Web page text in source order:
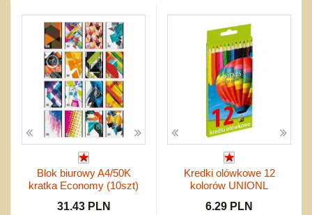
Okolicznościowe i świąteczne
Dźwiekowe
Bajkowe
Inne
Karuzelki
Maty do zabawy
Do rozkręcania
Bąki
Pojazdy
Inne
Mebelki
Inne
do siatkówki
do koszykówki
Nowości
Wyprzedaż
Promocje
Zakupy hurtowe
Koszty przesyłki
Regulamin
Kontakt
Mapa produktów
Blok biurowy A4/50K
kratka Economy (10szt)
31.43 PLN
Kredki olówkowe 12
kolorów UNIONL
6.29 PLN